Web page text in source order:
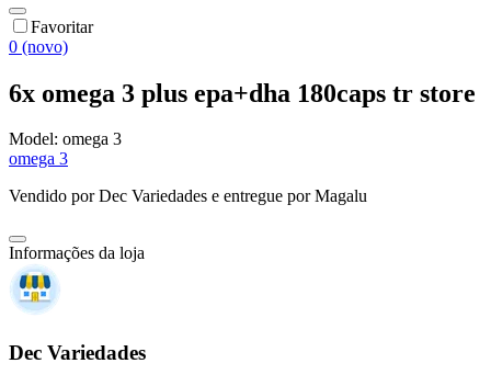
Favoritar
0 (novo)
6x omega 3 plus epa+dha 180caps tr store
Model: omega 3
omega 3
Vendido porDec Variedades e entregue por Magalu
Informações da loja
Dec Variedades